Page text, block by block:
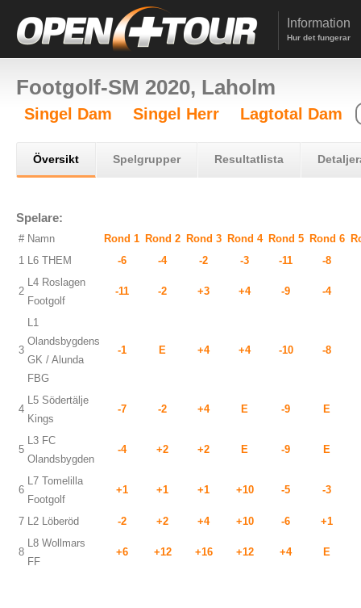
Information
Hur det fungerar
Footgolf-SM 2020, Laholm
Singel Dam Singel Herr Lagtotal Dam
Översikt Spelgrupper Resultatlista
Spelare:
# Namn Rond 1 Rond 2 Rond 3 Rond 4 Rond 5 Rond 6
1 L6 THEM -6 -4 -2 -3 -11 -8
2
L4 Roslagen
Footgolf
-11 -2 +3 +4 -9 -4
3
L1
Olandsbygdens
GK / Alunda
FBG
-1 E +4 +4 -10 -8
4
L5 Södertälje
Kings
-7 -2 +4 E -9 E
5
L3 FC
Olandsbygden
-4 +2 +2 E -9 E
6
L7 Tomelilla
Footgolf
+1 +1 +1 +10 -5 -3
7 L2 Löberöd -2 +2 +4 +10 -6 +1
8
L8 Wollmars
FF
+6 +12 +16 +12 +4 E